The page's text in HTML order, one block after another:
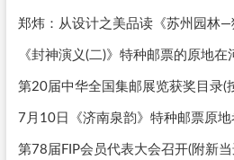
郑炜：从设计之美品读《苏州园林
《封神演义(二)》特种邮票的原地在
第20届中华全国集邮展览获奖目录(
7月10日《济南泉韵》特种邮票原地
第78届FIP会员代表大会召开(附新